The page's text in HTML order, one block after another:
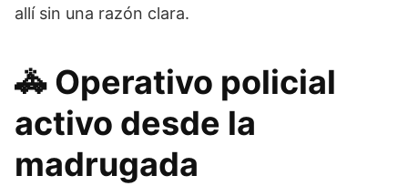
allí sin una razón clara.
🚓 Operativo policial
activo desde la
madrugada